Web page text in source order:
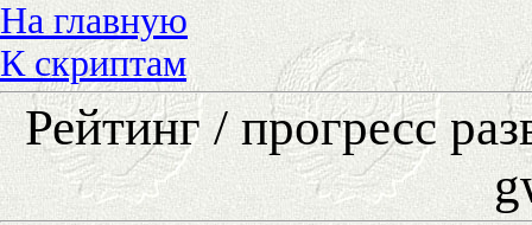
На главную
К скриптам
Рейтинг / прогресс